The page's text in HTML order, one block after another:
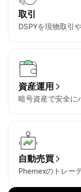
取引
DSPYを現物取引
資産運用
暗号資産で安全に
自動売買
Phemexのトレー